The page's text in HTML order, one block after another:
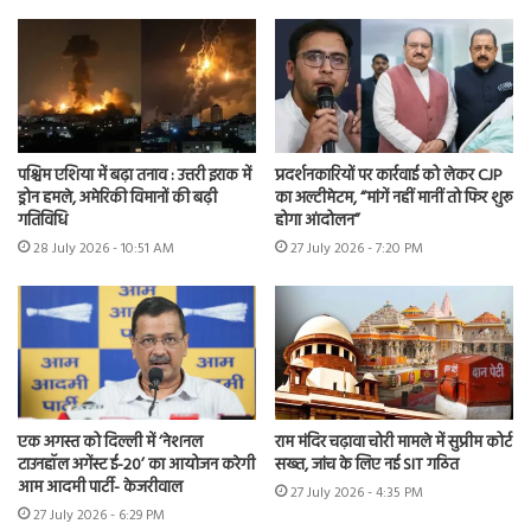
पश्चिम एशिया में बढ़ा तनाव : उत्तरी इराक में
ड्रोन हमले, अमेरिकी विमानों की बढ़ी
गतिविधि
28 July 2026 - 10:51 AM
प्रदर्शनकारियों पर कार्रवाई को लेकर CJP
का अल्टीमेटम, “मांगें नहीं मानीं तो फिर शुरू
होगा आंदोलन”
27 July 2026 - 7:20 PM
एक अगस्त को दिल्ली में ‘नेशनल
टाउनहॉल अगेंस्ट ई-20’ का आयोजन करेगी
आम आदमी पार्टी- केजरीवाल
27 July 2026 - 6:29 PM
राम मंदिर चढ़ावा चोरी मामले में सुप्रीम कोर्ट
सख्त, जांच के लिए नई SIT गठित
27 July 2026 - 4:35 PM